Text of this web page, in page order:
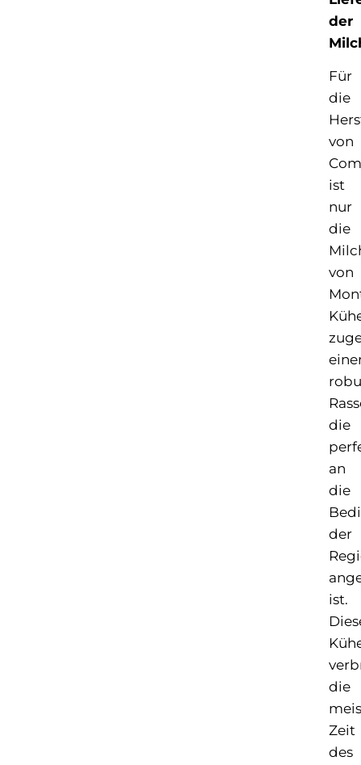
der
Für
die
von
ist
nur
die
von
die
an
die
der
ist.
die
Zeit
des